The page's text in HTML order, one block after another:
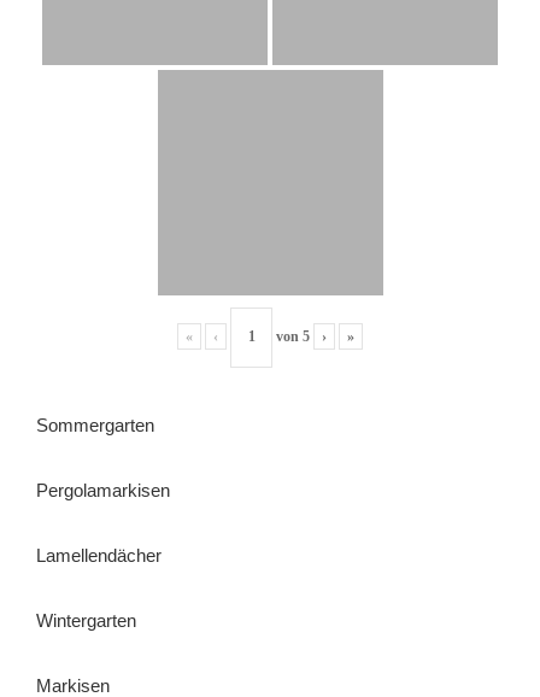
« ‹ von 5 › »
Sommergarten
Pergolamarkisen
Lamellendächer
Wintergarten
Markisen